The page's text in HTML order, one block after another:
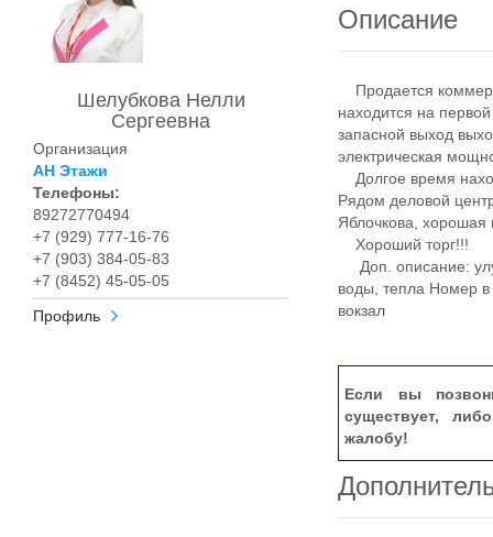
Шелубкова Нелли
Сергеевна
Организация
АН Этажи
Телефоны:
89272770494
+7 (929) 777-16-76
+7 (903) 384-05-83
+7 (8452) 45-05-05
Профиль
Описание
Продается
находится на
запасной выход
электрическая
Долгое время
Рядом деловой
Яблочкова,
Хороший торг!!!
Доп. описание:
воды, тепла Номер
вокзал
Если вы
существует,
жалобу!